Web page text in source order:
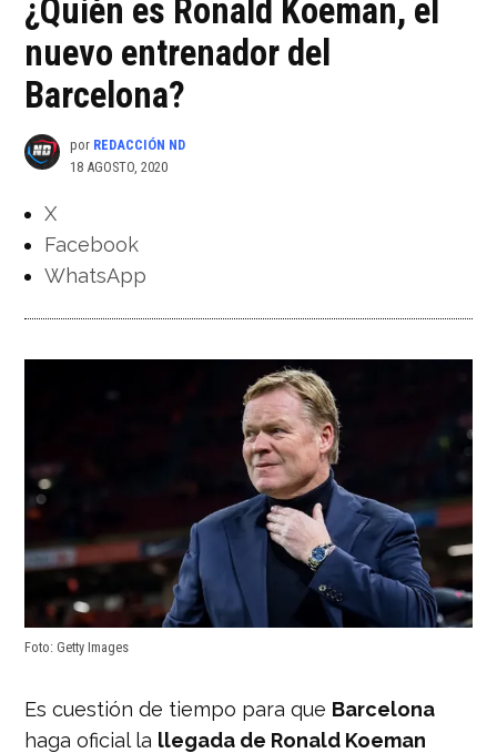
¿Quién es Ronald Koeman, el
nuevo entrenador del
Barcelona?
por REDACCIÓN ND
18 AGOSTO, 2020
X
Facebook
WhatsApp
Foto: Getty Images
Es cuestión de tiempo para que Barcelona
haga oficial la llegada de Ronald Koeman